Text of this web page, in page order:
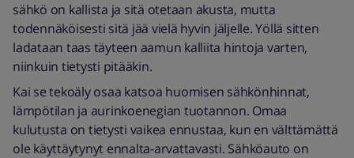
sähkö on kallista ja sitä otetaan akusta, mutta
todennäköisesti sitä jää vielä hyvin jäljelle. Yöllä sitten
ladataan taas täyteen aamun kalliita hintoja varten,
niinkuin tietysti pitääkin.
Kai se tekoäly osaa katsoa huomisen sähkönhinnat,
lämpötilan ja aurinkoenegian tuotannon. Omaa
kulutusta on tietysti vaikea ennustaa, kun en välttämättä
ole käyttäytynyt ennalta-arvattavasti. Sähköauto on